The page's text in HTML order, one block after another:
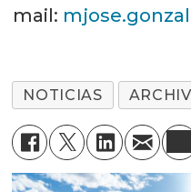
mail:
NOTICIAS